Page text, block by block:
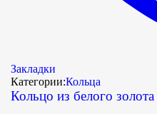
Закладки
Категории:Кольца
Кольцо из белого